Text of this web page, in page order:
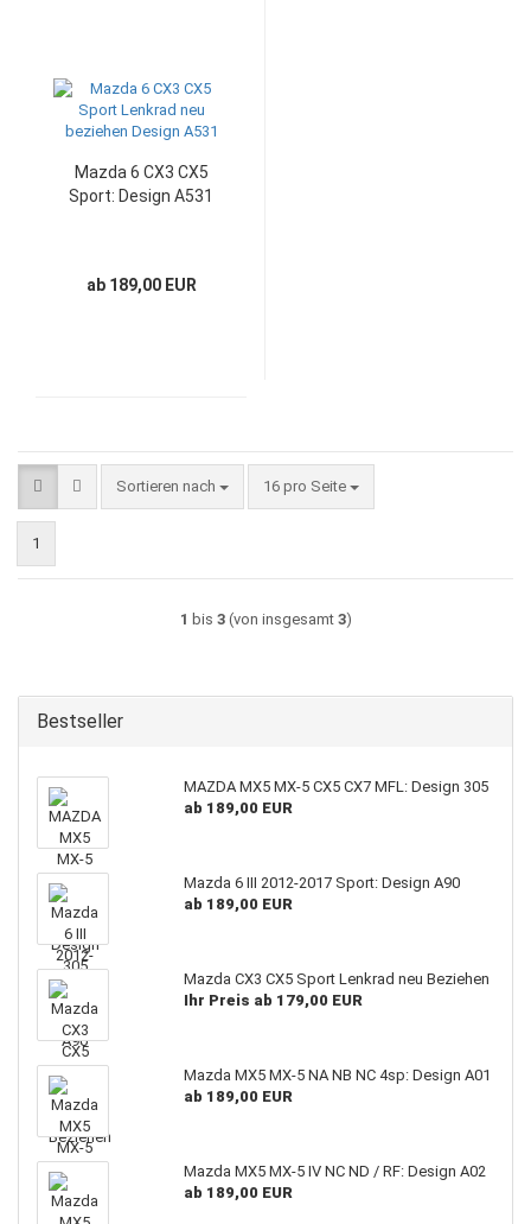
Mazda 6 CX3 CX5
Sport: Design A531
ab 189,00 EUR
Sortieren nach
Sortieren nach 16 pro Seite
pro Seite
1
1 bis 3(von insgesamt 3)
Bestseller
MAZDA MX5 MX-5 CX5 CX7 MFL: Design 305
ab 189,00 EUR
Mazda 6 III 2012-2017 Sport: Design A90
ab 189,00 EUR
Mazda CX3 CX5 Sport Lenkrad neu Beziehen
Ihr Preis ab 179,00 EUR
Mazda MX5 MX-5 NA NB NC 4sp: Design A01
ab 189,00 EUR
Mazda MX5 MX-5 IV NC ND / RF: Design A02
ab 189,00 EUR